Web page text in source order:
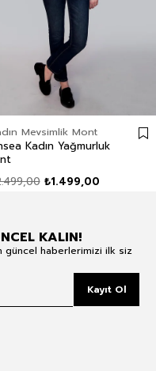
Mevsimlik Mont
Kadın Yağmurluk
₺1.499,00
KALIN!
güncel haberlerimizi ilk siz
Kayıt Ol